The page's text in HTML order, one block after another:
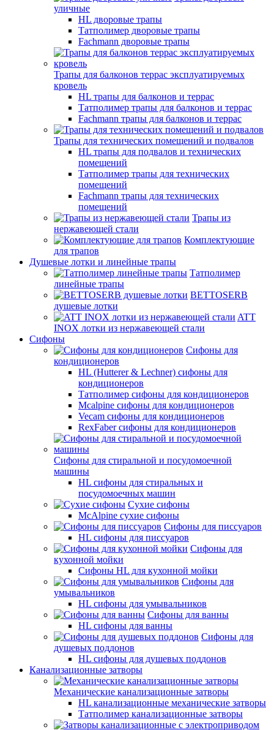
уличные
HL дворовые трапы
Татполимер дворовые трапы
Fachmann дворовые трапы
Трапы для балконов террас эксплуатируемых
кровель
HL трапы для балконов и террас
Татполимер трапы для балконов и террас
Fachmann трапы для балконов и террас
Трапы для технических помещений и подвалов
HL трапы для подвалов и технических
помещений
Татполимер трапы для технических
помещений
Fachmann трапы для технических
помещений
Трапы из
нержавеющей стали
Комплектующие
для трапов
Душевые лотки и линейные трапы
Татполимер
линейные трапы
BETTOSERB
душевые лотки
ATT
INOX лотки из нержавеющей стали
Сифоны
Сифоны для
кондиционеров
HL (Hutterer & Lechner) сифоны для
кондиционеров
Татполимер сифоны для кондиционеров
Mcalpine сифоны для кондиционеров
Vecam сифоны для кондиционеров
RexFaber сифоны для кондиционеров
Сифоны для стиральной и посудомоечной
машины
HL сифоны для стиральных и
посудомоечных машин
Сухие сифоны
McAlpine сухие сифоны
Сифоны для писсуаров
HL сифоны для писсуаров
Сифоны для
кухонной мойки
Сифоны HL для кухонной мойки
Сифоны для
умывальников
HL сифоны для умывальников
Сифоны для ванны
HL сифоны для ванны
Сифоны для
душевых поддонов
HL сифоны для душевых поддонов
Канализационные затворы
Механические канализационные затворы
HL канализационные механические затворы
Татполимер канализационные затворы